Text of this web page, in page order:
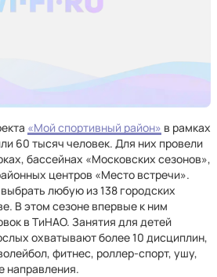
«Мой спортивный район» в рамках
60 тысяч человек. Для них провели
бассейнах «Московских сезонов»,
центров «Место встречи».
любую из 138 городских
В этом сезоне впервые к ним
в ТиНАО. Занятия для детей
охватывают более 10 дисциплин,
фитнес, роллер-спорт, ушу,
направления.